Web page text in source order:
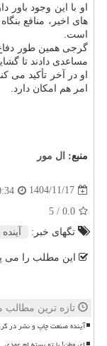
های اخیر، منافع
است.
گرجی همین طور
مساعدی دادند تا
او در آخر تأکید می
امر هم امکان دارد.
منبع: ال مور
1404/11/17
0.0
/ 5
تگهای خبر:
آینده
این مطلب را می
تازه ترین مطالب
آینده صنعت چاپ و نشر در